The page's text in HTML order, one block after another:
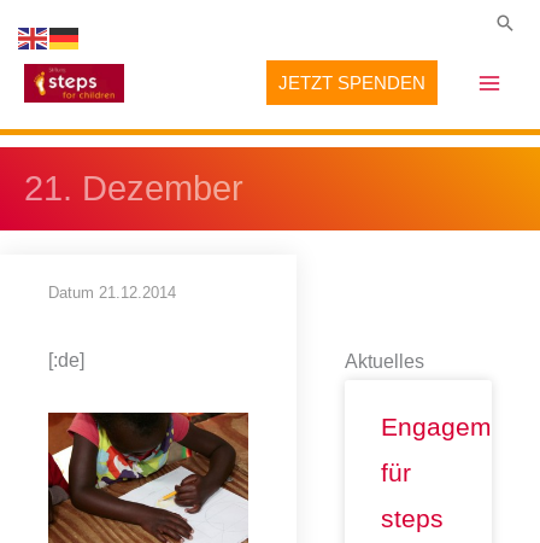
Inhalt
springen
JETZT SPENDEN
21. Dezember
Datum 21.12.2014
[:de] Aktuelles
Engagement
für
steps